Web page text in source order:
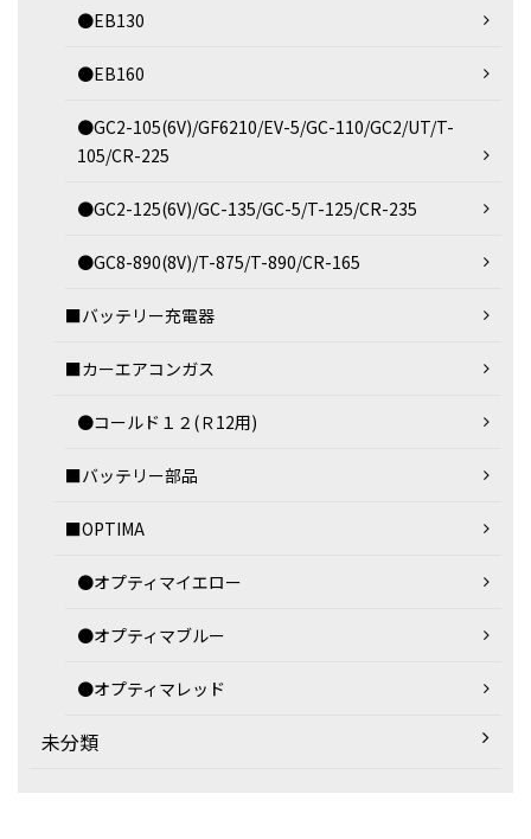
●EB130
●EB160
●GC2-105(6V)/GF6210/EV-5/GC-110/GC2/UT/T-
105/CR-225
●GC2-125(6V)/GC-135/GC-5/T-125/CR-235
●GC8-890(8V)/T-875/T-890/CR-165
■バッテリー充電器
■カーエアコンガス
●コールド１２(Ｒ12用)
■バッテリー部品
■OPTIMA
●オプティマイエロー
●オプティマブルー
●オプティマレッド
未分類